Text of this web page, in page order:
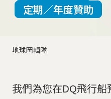
地球圖輯隊
定期／年度贊助
我們為您在DQ飛行